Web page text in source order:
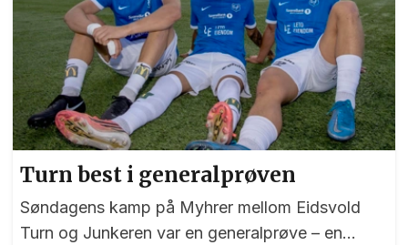
Turn best i generalprøven
Søndagens kamp på Myhrer mellom Eidsvold
Turn og Junkeren var en generalprøve – en